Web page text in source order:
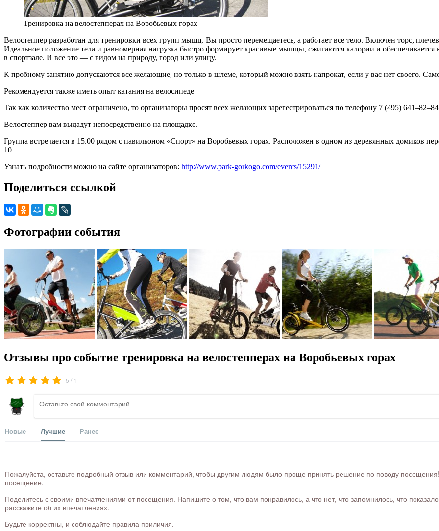
Тренировка на велостепперах на Воробьевых горах
Велостеппер разработан для тренировки всех групп мышц. Вы просто перемещаетесь, а работает все тело. Включен торс,
Идеальное положение тела и равномерная нагрузка быстро формирует красивые мышцы, сжигаются калории и
в спортзале. И все это — с видом на природу, город или улицу.
К пробному занятию допускаются все желающие, но только в шлеме, который можно взять напрокат, если у вас нет своего.
Рекомендуется также иметь опыт катания на велосипеде.
Так как количество мест ограничено, то организаторы просят всех желающих зарегестрироваться по телефону 7 (495)
Велостеппер вам выдадут непосредственно на площадке.
Группа встречается в 15.00 рядом с павильоном «Спорт» на Воробьевых горах. Расположен в одном из деревянных домиков
10.
Узнать подробности можно на сайте организаторов: http://www.park-gorkogo.com/events/15291/
Поделиться ссылкой
Фотографии события
Отзывы про событие тренировка на велостепперах на Воробьевых горах
5 / 1
Новые Лучшие Ранее
Пожалуйста, оставьте подробный отзыв или комментарий, чтобы другим людям было проще принять решение по поводу посещения!
посещение.
Поделитесь с своими впечатлениями от посещения. Напишите о том, что вам понравилось, а что нет, что запомнилось, что
расскажите об их впечатлениях.
Будьте корректны, и соблюдайте правила приличия.